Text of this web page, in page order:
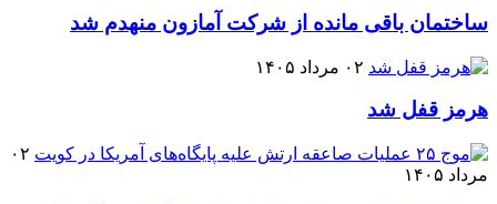
ساختمان باقی مانده از شرکت آمازون منهدم شد
۰۲ مرداد ۱۴۰۵
هرمز قفل شد
۰۲
مرداد ۱۴۰۵